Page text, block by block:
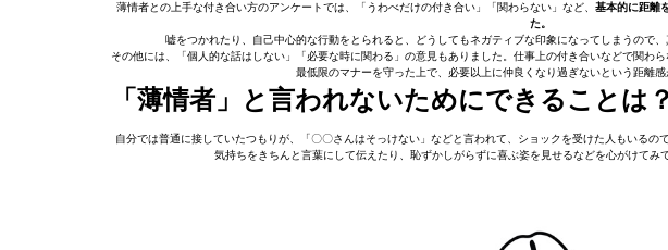
薄情者との上手な付き合い方のアンケートでは、「うわべだけの付き合い」「関わらない」など、 基本的に距離
た。
嘘をつかれたり、自己中心的な行動をとられると、どうしてもネガティブな印象になってしまうので
その他には、「個人的な話はしない」「必要な時に関わる」の意見もありました。仕事上の付き合いなどで関わ
最低限のマナーを守った上で、必要以上に仲良くなり過ぎないという距離感
「薄情者」と言われないためにできることは？
自分では普通に接していたつもりが、「〇〇さんはそっけない」などと言われて、ショックを受けた人もいる
気持ちをきちんと言葉にして伝えたり、恥ずかしがらずに喜ぶ姿を見せるなどを心がけてみ